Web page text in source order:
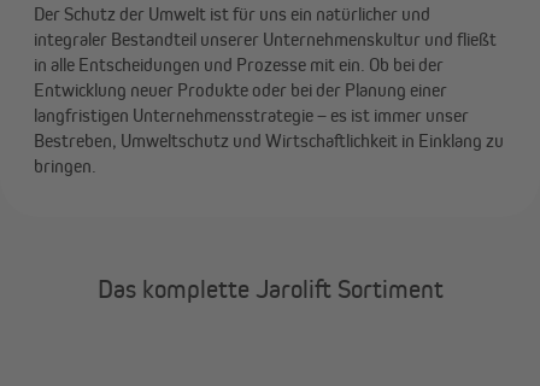
Der Schutz der Umwelt ist für uns ein natürlicher und
integraler Bestandteil unserer Unternehmenskultur und fließt
in alle Entscheidungen und Prozesse mit ein. Ob bei der
Entwicklung neuer Produkte oder bei der Planung einer
langfristigen Unternehmensstrategie – es ist immer unser
Bestreben, Umweltschutz und Wirtschaftlichkeit in Einklang zu
bringen.
Das komplette Jarolift Sortiment